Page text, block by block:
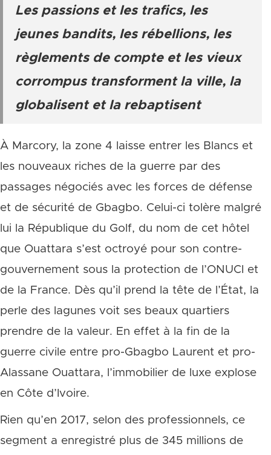
Les passions et les trafics, les
jeunes bandits, les rébellions, les
règlements de compte et les vieux
corrompus transforment la ville, la
globalisent et la rebaptisent
À Marcory, la zone 4 laisse entrer les Blancs et
les nouveaux riches de la guerre par des
passages négociés avec les forces de défense
et de sécurité de Gbagbo. Celui-ci tolère malgré
lui la République du Golf, du nom de cet hôtel
que Ouattara s’est octroyé pour son contre-
gouvernement sous la protection de l’ONUCI et
de la France. Dès qu’il prend la tête de l’État, la
perle des lagunes voit ses beaux quartiers
prendre de la valeur. En effet à la fin de la
guerre civile entre pro-Gbagbo Laurent et pro-
Alassane Ouattara, l’immobilier de luxe explose
en Côte d’Ivoire.
Rien qu’en 2017, selon des professionnels, ce
segment a enregistré plus de 345 millions de